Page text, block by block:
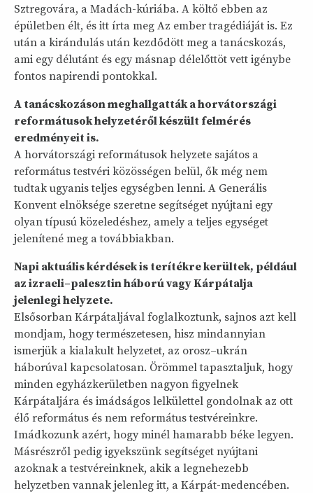
Sztregovára, a Madách-kúriába. A költő ebben az
épületben élt, és itt írta meg Az ember tragédiáját is. Ez
után a kirándulás után kezdődött meg a tanácskozás,
ami egy délutánt és egy másnap délelőttöt vett igénybe
fontos napirendi pontokkal.
A tanácskozáson meghallgatták a horvátországi
reformátusok helyzetéről készült felmérés
eredményeit is.
A horvátországi reformátusok helyzete sajátos a
református testvéri közösségen belül, ők még nem
tudtak ugyanis teljes egységben lenni. A Generális
Konvent elnöksége szeretne segítséget nyújtani egy
olyan típusú közeledéshez, amely a teljes egységet
jelenítené meg a továbbiakban.
Napi aktuális kérdések is terítékre kerültek, például
az izraeli–palesztin háború vagy Kárpátalja
jelenlegi helyzete.
Elsősorban Kárpátaljával foglalkoztunk, sajnos azt kell
mondjam, hogy természetesen, hisz mindannyian
ismerjük a kialakult helyzetet, az orosz–ukrán
háborúval kapcsolatosan. Örömmel tapasztaljuk, hogy
minden egyházkerületben nagyon figyelnek
Kárpátaljára és imádságos lelkülettel gondolnak az ott
élő református és nem református testvéreinkre.
Imádkozunk azért, hogy minél hamarabb béke legyen.
Másrészről pedig igyekszünk segítséget nyújtani
azoknak a testvéreinknek, akik a legnehezebb
helyzetben vannak jelenleg itt, a Kárpát-medencében.